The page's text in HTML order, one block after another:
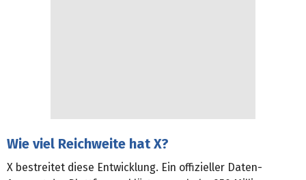
Wie viel Reichweite hat X?
X bestreitet diese Entwicklung. Ein offizieller Daten-